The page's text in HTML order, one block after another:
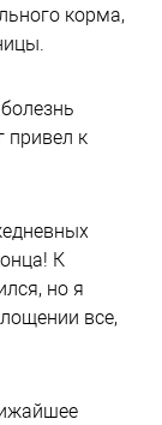
корма,
привел к
К
но я
все,